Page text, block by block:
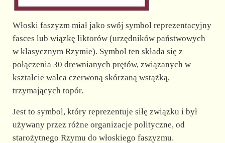
Włoski faszyzm miał jako swój symbol reprezentacyjny
fasces lub wiązkę liktorów (urzędników państwowych
w klasycznym Rzymie). Symbol ten składa się z
połączenia 30 drewnianych prętów, związanych w
kształcie walca czerwoną skórzaną wstążką,
trzymających topór.
Jest to symbol, który reprezentuje siłę związku i był
używany przez różne organizacje polityczne, od
starożytnego Rzymu do włoskiego faszyzmu.